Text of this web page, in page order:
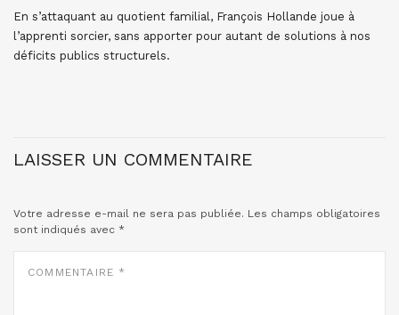
En s’attaquant au quotient familial, François Hollande joue à
l’apprenti sorcier, sans apporter pour autant de solutions à nos
déficits publics structurels.
LAISSER UN COMMENTAIRE
Votre adresse e-mail ne sera pas publiée. Les champs obligatoires
sont indiqués avec *
COMMENTAIRE